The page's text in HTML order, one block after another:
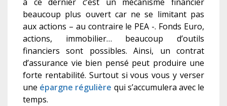
à ce dernier c’est un mécanisme financier
beaucoup plus ouvert car ne se limitant pas
aux actions – au contraire le PEA -. Fonds Euro,
actions, immobilier… beaucoup d’outils
financiers sont possibles. Ainsi, un contrat
d’assurance vie bien pensé peut produire une
forte rentabilité. Surtout si vous vous y verser
une épargne régulière qui s’accumulera avec le
temps.